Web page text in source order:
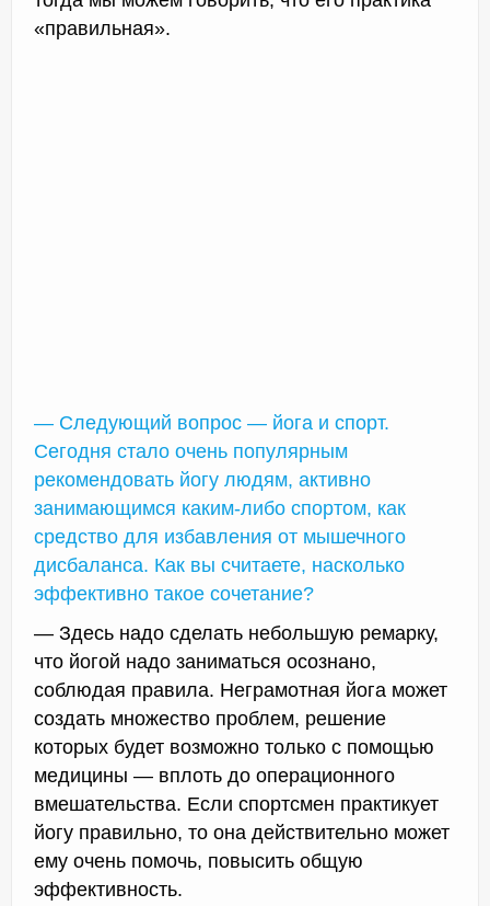
«правильная».
— Следующий вопрос — йога и спорт.
Сегодня стало очень популярным
рекомендовать йогу людям, активно
занимающимся каким-либо спортом, как
средство для избавления от мышечного
дисбаланса. Как вы считаете, насколько
эффективно такое сочетание?
— Здесь надо сделать небольшую ремарку,
что йогой надо заниматься осознано,
соблюдая правила. Неграмотная йога может
создать множество проблем, решение
которых будет возможно только с помощью
медицины — вплоть до операционного
вмешательства. Если спортсмен практикует
йогу правильно, то она действительно может
ему очень помочь, повысить общую
эффективность.